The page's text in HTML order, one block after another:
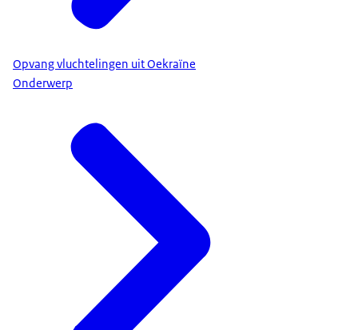
Opvang vluchtelingen uit Oekraïne
Onderwerp